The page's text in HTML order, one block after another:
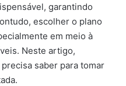
garantindo
escolher o plano
em meio à
Neste artigo,
saber para tomar